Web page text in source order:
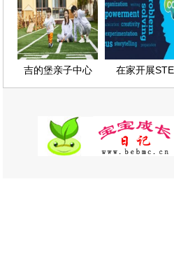
吉的堡亲子中心 在家开展STE